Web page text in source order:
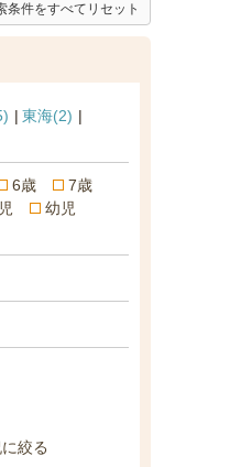
条件をすべてリセット
東海(2)
6歳
7歳
幼児
絞る